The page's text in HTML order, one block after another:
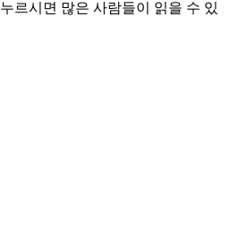
르시면 많은 사람들이 읽을 수 있